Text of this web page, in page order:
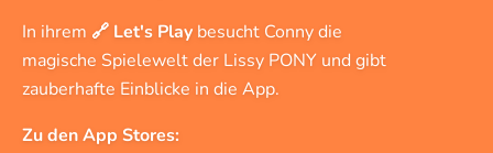
In ihrem 🔗 Let's Play besucht Conny die
magische Spielewelt der Lissy PONY und gibt
zauberhafte Einblicke in die App.
Zu den App Stores: